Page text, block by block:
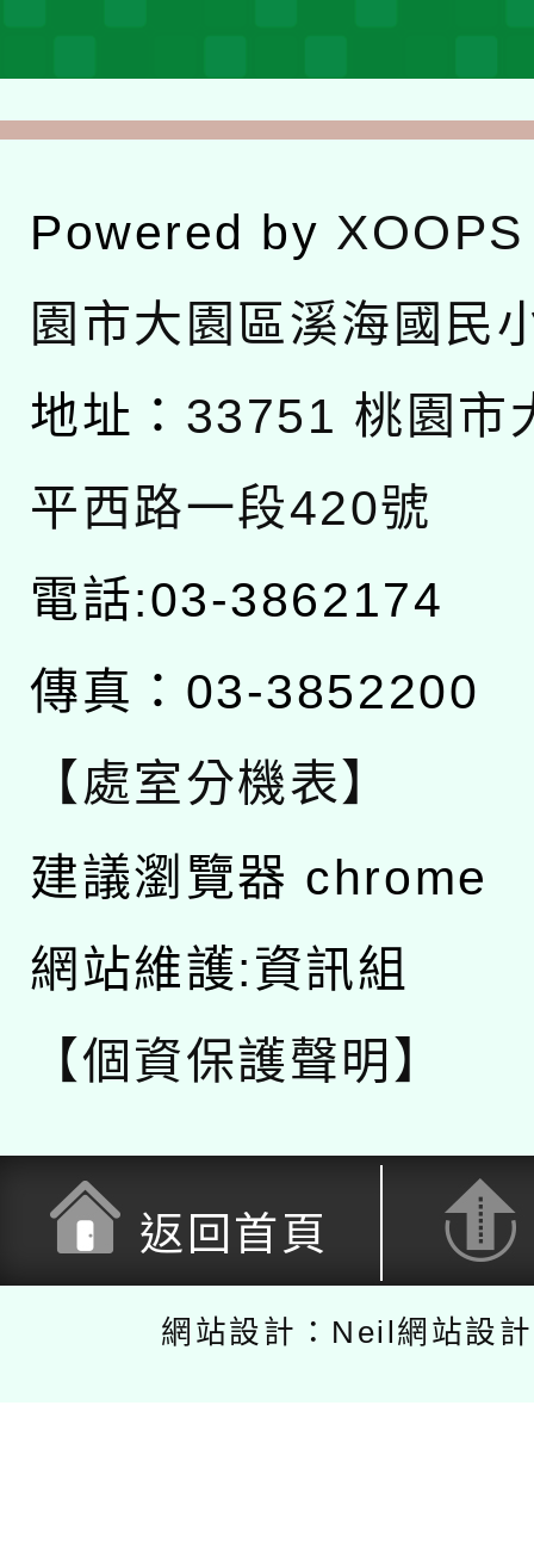
Powered by XOOPS
園市大園區溪海國民
地址： 33751 桃園市
平西路一段420號
電話:03-3862174
傳真：03-3852200
【處室分機表】
建議瀏覽器 chrome
網站維護:資訊組
【個資保護聲明】
返回首頁
網站設計：Neil網站設